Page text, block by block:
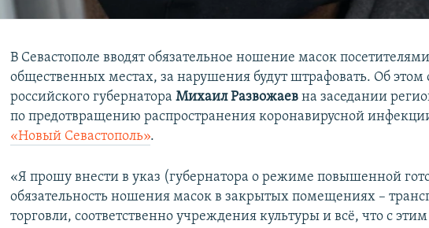
В Севастополе вводят обязательное ношение масок
общественных местах, за нарушения будут штрафовать. Об этом
российского губернатораМихаил Развожаев на заседании
по предотвращению распространения коронавирусной
«Новый Севастополь».
«Я прошу внести в указ (губернатора о режиме повышенной
обязательность ношения масок в закрытых помещениях –
торговли, соответственно учреждения культуры и всё, что с